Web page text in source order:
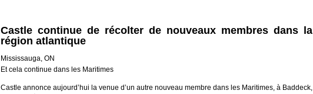
Castle continue de récolter de nouveaux membres dans la
région atlantique
Mississauga, ON
Et cela continue dans les Maritimes
Castle annonce aujourd’hui la venue d’un autre nouveau membre dans les Maritimes, à Baddeck,